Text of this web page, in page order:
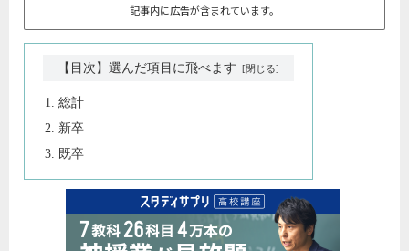
記事内に広告が含まれています。
【目次】選んだ項目に飛べます
総計
新卒
既卒